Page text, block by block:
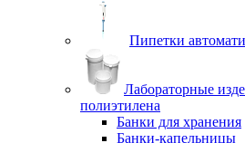
Пипетки
Лабораторные
полиэтилена
Банки для хранения
Банки-капельницы